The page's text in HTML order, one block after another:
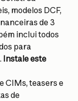
modelos DCF,
de 3
inclui todos
para
Instale este
CIMs, teasers e
de